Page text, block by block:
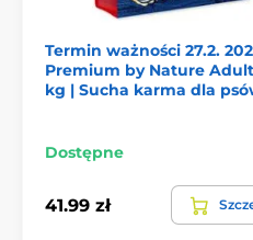
Skład:
Kurczak 50% (suszone 30%,
Termin ważności 27.2.
Premium by Nature
kg | Sucha karma dla
Dostępne
41.99 zł